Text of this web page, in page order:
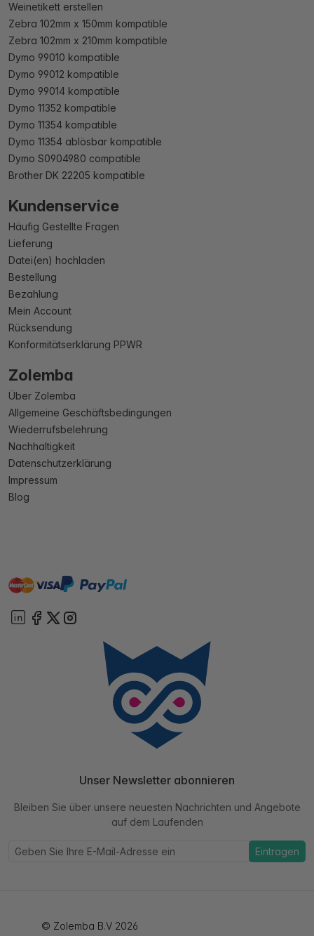
Weinetikett erstellen
Zebra 102mm x 150mm kompatible
Zebra 102mm x 210mm kompatible
Dymo 99010 kompatible
Dymo 99012 kompatible
Dymo 99014 kompatible
Dymo 11352 kompatible
Dymo 11354 kompatible
Dymo 11354 ablösbar kompatible
Dymo S0904980 compatible
Brother DK 22205 kompatible
Kundenservice
Häufig Gestellte Fragen
Lieferung
Datei(en) hochladen
Bestellung
Bezahlung
Mein Account
Rücksendung
Konformitätserklärung PPWR
Zolemba
Über Zolemba
Allgemeine Geschäftsbedingungen
Wiederrufsbelehrung
Nachhaltigkeit
Datenschutzerklärung
Impressum
Blog
mastervisa paypal
Unser Newsletter abonnieren
Bleiben Sie über unsere neuesten Nachrichten und Angebote
auf dem Laufenden
Eintragen
© Zolemba B.V 2026